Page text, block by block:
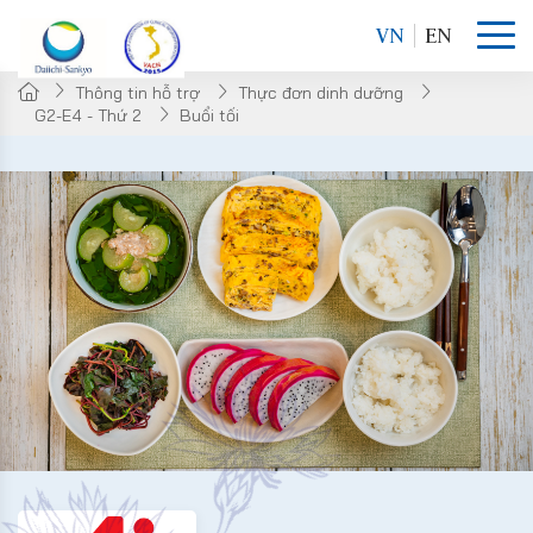
VN EN
Thông tin hỗ trợ
Thực đơn dinh dưỡng
G2-E4 - Thứ 2
Buổi tối